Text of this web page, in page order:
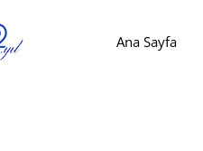
Ana Sayfa